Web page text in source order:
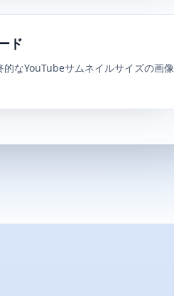
ド
なYouTubeサムネイルサイズの画像